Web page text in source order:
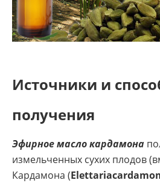
Источники и
получения
Эфирное масло кардамона
измельченных сухих плодов
Кардамона (